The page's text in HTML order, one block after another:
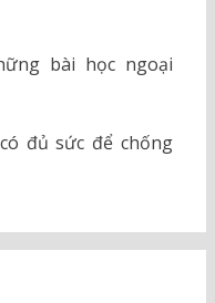
bài học ngoại
đủ sức để chống